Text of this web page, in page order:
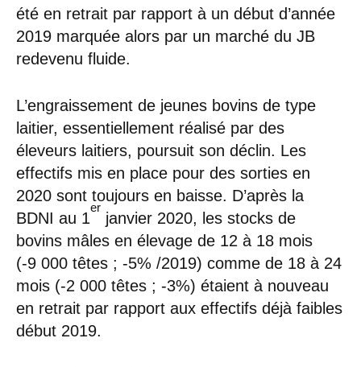
été en retrait par rapport à un début d’année
2019 marquée alors par un marché du JB
redevenu fluide.
L’engraissement de jeunes bovins de type
laitier, essentiellement réalisé par des
éleveurs laitiers, poursuit son déclin. Les
effectifs mis en place pour des sorties en
2020 sont toujours en baisse. D’après la
BDNI au 1
er
janvier 2020, les stocks de
bovins mâles en élevage de 12 à 18 mois
(-9 000 têtes ; -5% /2019) comme de 18 à 24
mois (-2 000 têtes ; -3%) étaient à nouveau
en retrait par rapport aux effectifs déjà faibles
début 2019.